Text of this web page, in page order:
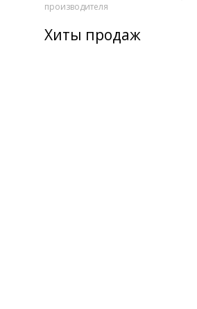
производителя
Хиты продаж